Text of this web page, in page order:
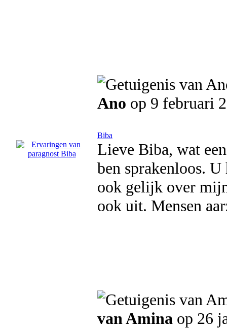
Ano op 9 februari
Biba
Lieve Biba, wat
ben sprakenloos.
ook gelijk over
ook uit. Mensen
van Amina op 26